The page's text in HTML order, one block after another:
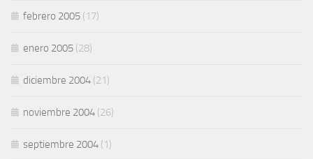
febrero 2005 (17)
enero 2005 (28)
diciembre 2004 (21)
noviembre 2004 (26)
septiembre 2004 (1)